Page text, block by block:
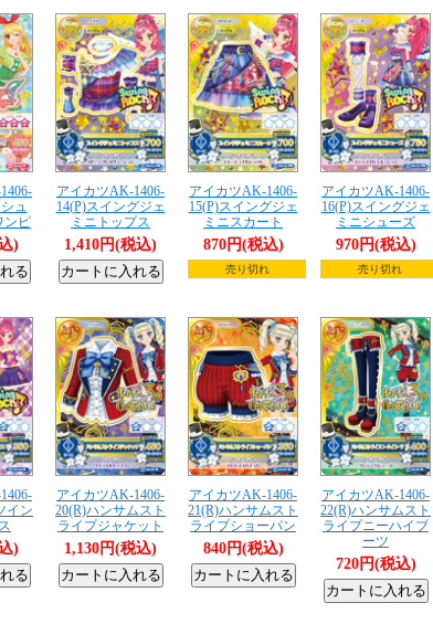
ュ
ンピ
)
アイカツAK-1406-
14(P)スイングジェ
ミニトップス
1,410円(税込)
アイカツAK-1406-
15(P)スイングジェ
ミニスカート
870円(税込)
売り切れ
アイカツAK-1406-
16(P)スイングジェ
ミニシューズ
970円(税込)
売り切れ
イン
)
アイカツAK-1406-
20(R)ハンサムスト
ライプジャケット
1,130円(税込)
アイカツAK-1406-
21(R)ハンサムスト
ライプショーパン
840円(税込)
アイカツAK-1406-
22(R)ハンサムスト
ライプニーハイブ
ーツ
720円(税込)